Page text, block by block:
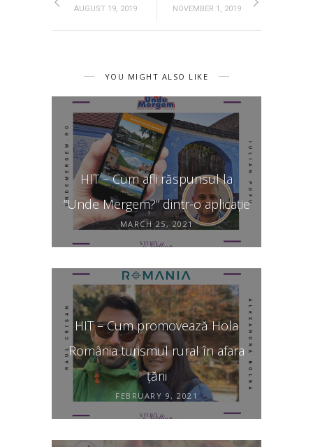
AUGUST 19, 2019 NOVEMBER 1, 2019
YOU MIGHT ALSO LIKE
HIT – Cum afli răspunsul la
“Unde Mergem?” dintr-o aplicație
MARCH 25, 2021
HIT – Cum promovează Hola
România turismul rural în afara
țării
FEBRUARY 9, 2021